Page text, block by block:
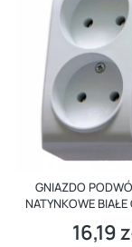
GNIAZDO
NATYNKOWE BIAŁE
Cena
16,19